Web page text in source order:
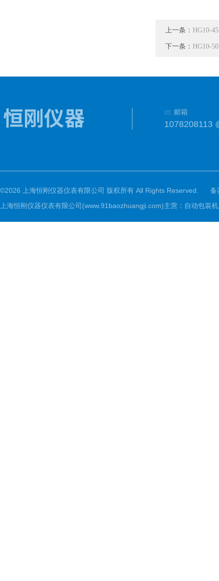
上一条： HG10-
下一条： HG10-
邮箱
1078208113
©2026 上海恒刚仪器仪表有限公司 版权所有 All Rights Reserved.
备
上海恒刚仪器仪表有限公司(www.91baozhuangji.com)主营：自动包